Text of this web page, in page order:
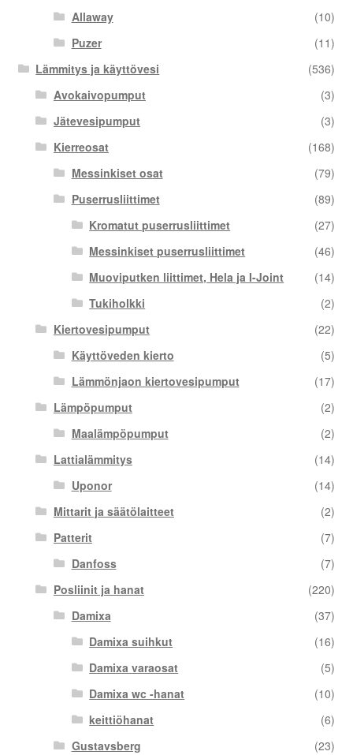
Allaway
(10)
Puzer
(11)
Lämmitys ja käyttövesi
(536)
Avokaivopumput
(3)
Jätevesipumput
(3)
Kierreosat
(168)
Messinkiset osat
(79)
Puserrusliittimet
(89)
Kromatut puserrusliittimet
(27)
Messinkiset puserrusliittimet
(46)
Muoviputken liittimet, Hela ja I-Joint
(14)
Tukiholkki
(2)
Kiertovesipumput
(22)
Käyttöveden kierto
(5)
Lämmönjaon kiertovesipumput
(17)
Lämpöpumput
(2)
Maalämpöpumput
(2)
Lattialämmitys
(14)
Uponor
(14)
Mittarit ja säätölaitteet
(2)
Patterit
(7)
Danfoss
(7)
Posliinit ja hanat
(220)
Damixa
(37)
Damixa suihkut
(16)
Damixa varaosat
(5)
Damixa wc -hanat
(10)
keittiöhanat
(6)
Gustavsberg
(23)